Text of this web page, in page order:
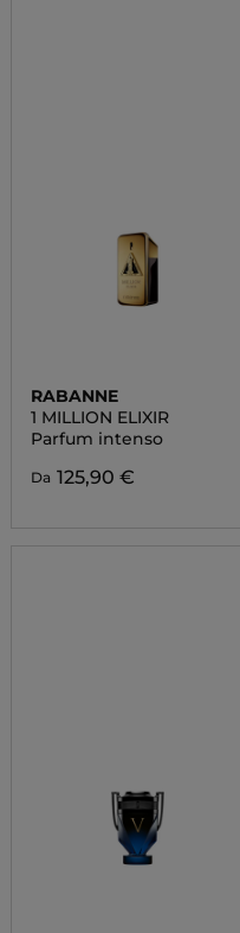
RABANNE
1 MILLION ELIXIR
Parfum intenso
Da 125,90 €